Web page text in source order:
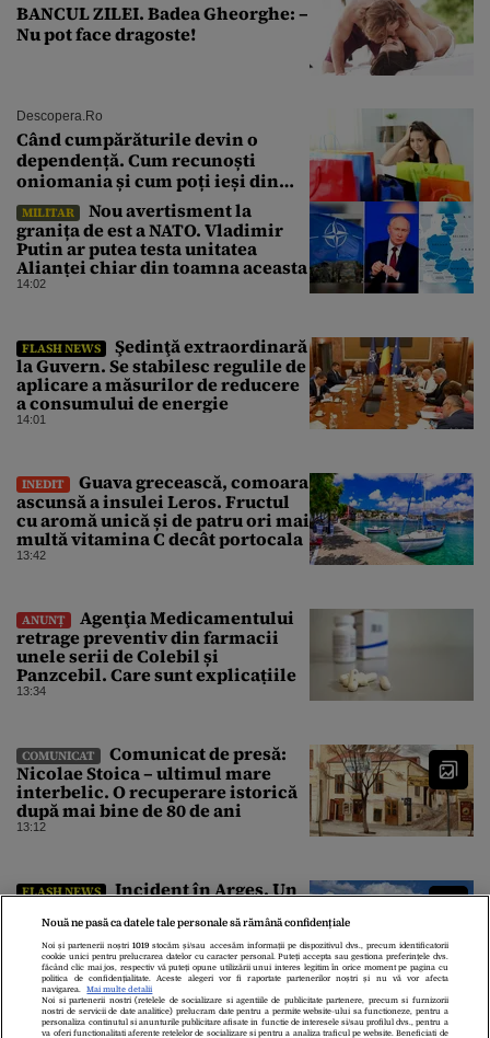
BANCUL ZILEI. Badea Gheorghe: –
Nu pot face dragoste!
Descopera.ro
Când cumpărăturile devin o
dependență. Cum recunoști
oniomania și cum poți ieși din
acest cerc
MILITAR
Nou avertisment la
granița de est a NATO. Vladimir
Putin ar putea testa unitatea
Alianței chiar din toamna aceasta
14:02
FLASH NEWS
Şedinţă extraordinară
la Guvern. Se stabilesc regulile de
aplicare a măsurilor de reducere
a consumului de energie
14:01
INEDIT
Guava grecească, comoara
ascunsă a insulei Leros. Fructul
cu aromă unică și de patru ori mai
multă vitamina C decât portocala
13:42
ANUNȚ
Agenţia Medicamentului
retrage preventiv din farmacii
unele serii de Colebil și
Panzcebil. Care sunt explicațiile
13:34
COMUNICAT
Comunicat de presă:
Nicolae Stoica – ultimul mare
interbelic. O recuperare istorică
după mai bine de 80 de ani
13:12
FLASH NEWS
Incident în Argeș. Un
vârful muntelui
12:50
Nouă ne pasă ca datele tale personale să rămână confidențiale
Noi și partenerii noștri1019 stocăm și/sau accesăm informații pe dispozitivul dvs., precum identificatorii
cookie unici pentru prelucrarea datelor cu caracter personal. Puteți accepta sau gestiona preferințele dvs.
făcând clic mai jos, respectiv vă puteți opune utilizării unui interes legitim în orice moment pe pagina cu
politica de confidențialitate. Aceste alegeri vor fi raportate partenerilor noștri și nu vă vor afecta
navigarea.
Mai multe detalii
Noi si partenerii nostri (retelele de socializare si agentiile de publicitate partenere, precum si furnizorii
nostri de servicii de date analitice) prelucram date pentru a permite website-ului sa functioneze, pentru a
personaliza continutul si anunturile publicitare afisate in functie de interesele si/sau profilul dvs., pentru a
va oferi functionalitati aferente retelelor de socializare si pentru a analiza traficul pe website. Beneficiati de